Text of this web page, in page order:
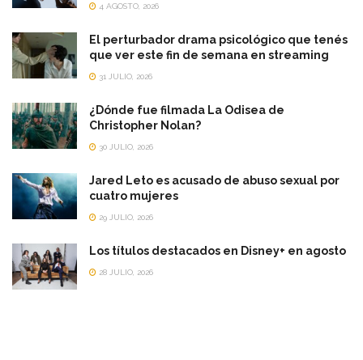
4 AGOSTO, 2026
El perturbador drama psicológico que tenés
que ver este fin de semana en streaming
31 JULIO, 2026
¿Dónde fue filmada La Odisea de
Christopher Nolan?
30 JULIO, 2026
Jared Leto es acusado de abuso sexual por
cuatro mujeres
29 JULIO, 2026
Los títulos destacados en Disney+ en agosto
28 JULIO, 2026